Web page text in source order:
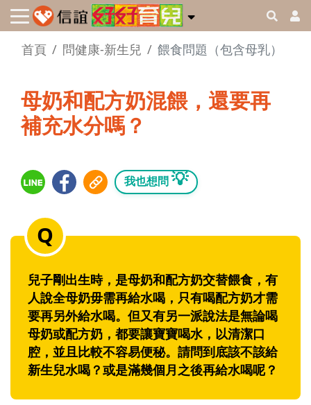
首頁 問健康-新生兒 餵食問題（包含母乳）
母奶和配方奶混餵，還要再
補充水分嗎？
我也想問 💡
兒子剛出生時，是母奶和配方奶交替餵食，有
人說全母奶毋需再給水喝，只有喝配方奶才需
要再另外給水喝。但又有另一派說法是無論喝
母奶或配方奶，都要讓寶寶喝水，以清潔口
腔，並且比較不容易便秘。請問到底該不該給
新生兒水喝？或是滿幾個月之後再給水喝呢？